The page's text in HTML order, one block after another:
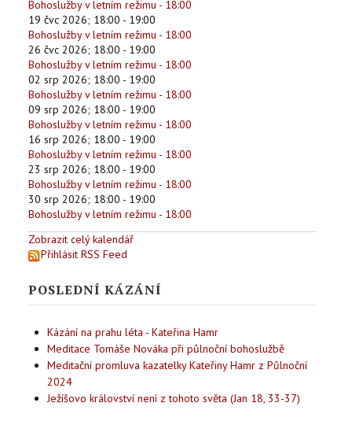
Bohoslužby v letním režimu - 18:00
19 čvc 2026; 18:00 - 19:00
Bohoslužby v letním režimu - 18:00
26 čvc 2026; 18:00 - 19:00
Bohoslužby v letním režimu - 18:00
02 srp 2026; 18:00 - 19:00
Bohoslužby v letním režimu - 18:00
09 srp 2026; 18:00 - 19:00
Bohoslužby v letním režimu - 18:00
16 srp 2026; 18:00 - 19:00
Bohoslužby v letním režimu - 18:00
23 srp 2026; 18:00 - 19:00
Bohoslužby v letním režimu - 18:00
30 srp 2026; 18:00 - 19:00
Bohoslužby v letním režimu - 18:00
Zobrazit celý kalendář
Přihlásit RSS Feed
POSLEDNÍ KÁZÁNÍ
Kázání na prahu léta - Kateřina Hamr
Meditace Tomáše Nováka při půlnoční bohoslužbě
Meditační promluva kazatelky Kateřiny Hamr z Půlnoční
2024
Ježíšovo království není z tohoto světa (Jan 18, 33-37)